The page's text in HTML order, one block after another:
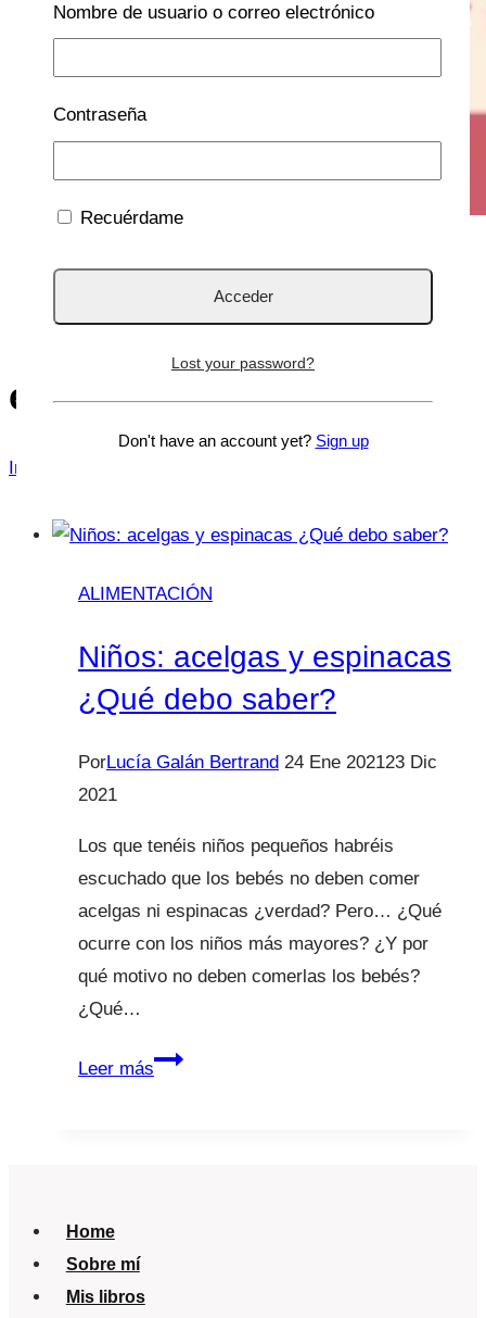
espinacas
Inicio
ALIMENTACIÓN
Niños: acelgas y espinacas
¿Qué debo saber?
PorLucía Galán Bertrand 24 Ene 202123 Dic
2021
Los que tenéis niños pequeños habréis
escuchado que los bebés no deben comer
acelgas ni espinacas ¿verdad? Pero… ¿Qué
ocurre con los niños más mayores? ¿Y por
qué motivo no deben comerlas los bebés?
¿Qué…
Leer másNiños:
Home
Sobre mí
Mis libros
Nombre de usuario o correo electrónico
Contraseña
Recuérdame
Lost your password?
Don't have an account yet? Sign up